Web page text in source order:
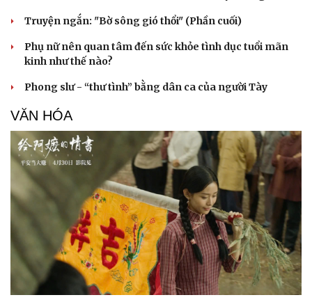
Văn hóa
Sân khấu - Điện ảnh
Văn học
Giải trí
Nghệ sĩ
Thời trang
Sao Việt
Truyện ngắn: "Bờ sông gió thổi" (Phần cuối)
Phụ nữ nên quan tâm đến sức khỏe tình dục tuổi mãn
kinh như thế nào?
Phong slư - “thư tình” bằng dân ca của người Tày
VĂN HÓA